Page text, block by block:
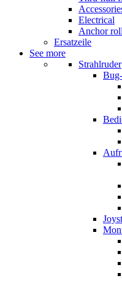
Electrical
Anchor
Ersatzeile
See more
Strahlruder